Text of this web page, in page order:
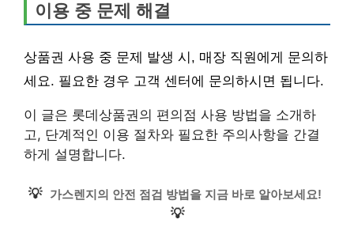
이용 중 문제 해결
상품권 사용 중 문제 발생 시, 매장 직원에게 문의하
세요. 필요한 경우 고객 센터에 문의하시면 됩니다.
이 글은 롯데상품권의 편의점 사용 방법을 소개하
고, 단계적인 이용 절차와 필요한 주의사항을 간결
하게 설명합니다.
💡 가스렌지의 안전 점검 방법을 지금 바로 알아보세요!
💡